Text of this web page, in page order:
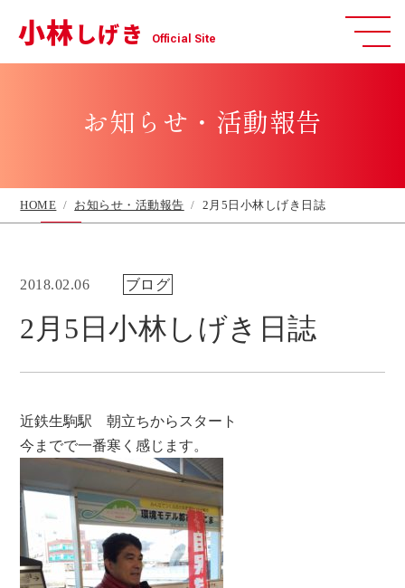
小林しげき Official Site
お知らせ・活動報告
HOME お知らせ・活動報告 2月5日小林しげき日誌
2018.02.06 ブログ
2月5日小林しげき日誌
近鉄生駒駅 朝立ちからスタート
今までで一番寒く感じます。